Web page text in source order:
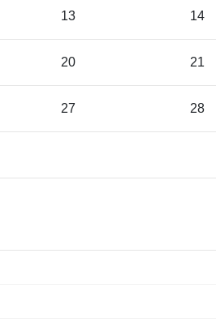
13 14
20 21
27 28